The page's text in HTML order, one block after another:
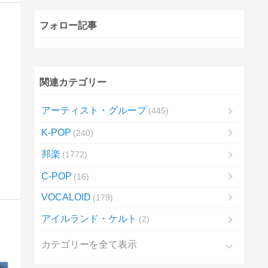
フォロー記事
関連カテゴリー
アーティスト・グループ 445
K-POP 240
邦楽 1772
C-POP 16
VOCALOID 179
アイルランド・ケルト 2
カテゴリーを全て表示